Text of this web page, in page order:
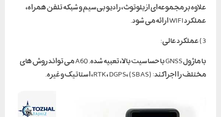
علاوه بر مجموعه‌ای از بلوتوث، رادیو بی‌سیم و شبکه تلفن همراه،
عملکرد WIFI ارائه می شود.
3) عملکرد عالی:
با ماژول GNSS با حساسیت بالا، تعبیه شده. A60 می تواند روش های
مختلف را اجرا کند: RTK، DGPS، (SBAS)، استاتیک و غیره.